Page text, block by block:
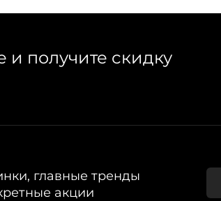
получите скидку
главные тренды
акции